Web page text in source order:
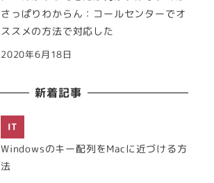
さっぱりわからん：コールセンターでオ
ススメの方法で対応した
2020年6月18日
新着記事
IT
Windowsのキー配列をMacに近づける方
法